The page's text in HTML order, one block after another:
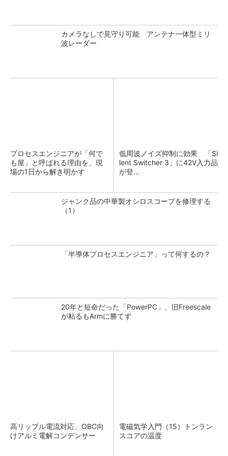
カメラなしで見守り可能 アンテナ一体型ミリ
波レーダー
プロセスエンジニアが「何で
も屋」と呼ばれる理由を、現
場の1日から解き明かす
低周波ノイズ抑制に効果 「Si
lent Switcher 3」に42V入力品
が登...
ジャンク品の中華製オシロスコープを修理する
（1）
「半導体プロセスエンジニア」って何するの？
20年と短命だった「PowerPC」、旧Freescale
が粘るもArmに勝てず
高リップル電流対応、OBC向
けアルミ電解コンデンサー
電磁気学入門（15）トンラン
スコアの温度